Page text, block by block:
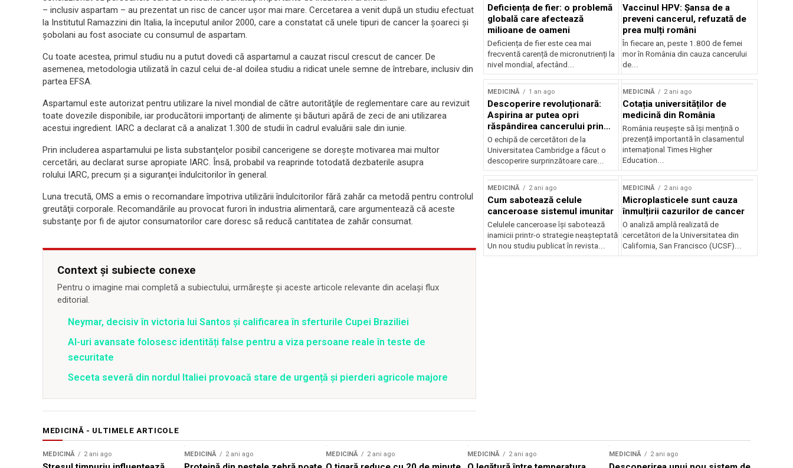
– inclusiv aspartam – au prezentat un risc de cancer uşor mai mare. Cercetarea a venit după un studiu efectuat
la Institutul Ramazzini din Italia, la începutul anilor 2000, care a constatat că unele tipuri de cancer la şoareci şi
şobolani au fost asociate cu consumul de aspartam.
Cu toate acestea, primul studiu nu a putut dovedi că aspartamul a cauzat riscul crescut de cancer. De
asemenea, metodologia utilizată în cazul celui de-al doilea studiu a ridicat unele semne de întrebare, inclusiv din
partea EFSA.
Aspartamul este autorizat pentru utilizare la nivel mondial de către autorităţile de reglementare care au revizuit
toate dovezile disponibile, iar producătorii importanţi de alimente şi băuturi apără de zeci de ani utilizarea
acestui ingredient. IARC a declarat că a analizat 1.300 de studii în cadrul evaluării sale din iunie.
Prin includerea aspartamului pe lista substanţelor posibil cancerigene se doreşte motivarea mai multor
cercetări, au declarat surse apropiate IARC. Însă, probabil va reaprinde totodată dezbaterile asupra
rolului IARC, precum şi a siguranţei îndulcitorilor în general.
Luna trecută, OMS a emis o recomandare împotriva utilizării îndulcitorilor fără zahăr ca metodă pentru controlul
greutăţii corporale. Recomandările au provocat furori în industria alimentară, care argumentează că aceste
substanţe por fi de ajutor consumatorilor care doresc să reducă cantitatea de zahăr consumat.
Context și subiecte conexe
Pentru o imagine mai completă a subiectului, urmărește și aceste articole relevante din același flux
editorial.
Neymar, decisiv în victoria lui Santos și calificarea în sferturile Cupei Braziliei
AI-uri avansate folosesc identități false pentru a viza persoane reale în teste de
securitate
Seceta severă din nordul Italiei provoacă stare de urgență și pierderi agricole majore
Deficiența de fier: o problemă
globală care afectează
milioane de oameni
Deficiența de fier este cea mai
frecventă carență de micronutrienți la
nivel mondial, afectând...
Vaccinul HPV: Șansa de a
preveni cancerul, refuzată de
prea mulți români
În fiecare an, peste 1.800 de femei
mor în România din cauza cancerului
de...
MEDICINĂ 1 an ago
Descoperire revoluționară:
Aspirina ar putea opri
răspândirea cancerului prin
activarea sistemului imunitar
O echipă de cercetători de la
Universitatea Cambridge a făcut o
descoperire surprinzătoare care...
MEDICINĂ 2 ani ago
Cotația universităților de
medicină din România
România reușește să își mențină o
prezență importantă în clasamentul
internațional Times Higher
Education...
MEDICINĂ 2 ani ago
Cum sabotează celule
canceroase sistemul imunitar
Celulele canceroase își sabotează
inamicii printr-o strategie neașteptată
Un nou studiu publicat în revista...
MEDICINĂ 2 ani ago
Microplasticele sunt cauza
înmulțirii cazurilor de cancer
O analiză amplă realizată de
cercetători de la Universitatea din
California, San Francisco (UCSF)...
MEDICINĂ - ULTIMELE ARTICOLE
Sursă foto: Shutterstock
MEDICINĂ 2 ani ago MEDICINĂ 2 ani ago MEDICINĂ 2 ani ago MEDICINĂ 2 ani ago MEDICINĂ 2 ani ago